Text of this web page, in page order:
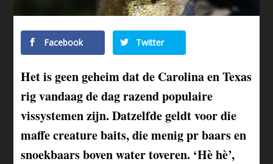
Facebook Twitter
Het is geen geheim dat de Carolina en Texas
rig vandaag de dag razend populaire
vissystemen zijn. Datzelfde geldt voor die
maffe creature baits, die menig pr baars en
snoekbaars boven water toveren. ‘Hè hè’,